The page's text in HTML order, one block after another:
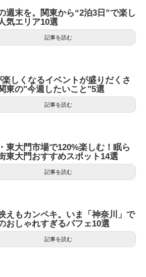
週末を。関東から“2泊3日”で楽し
気エリア10選
記事を読む
楽しくなるイベントが盛りだくさ
東の"今週したいこと"5選
記事を読む
東大門市場で120%楽しむ！眠ら
東大門おすすめスポット14選
記事を読む
えもカンペキ。いま「神奈川」で
おしゃれすぎるパフェ10選
記事を読む